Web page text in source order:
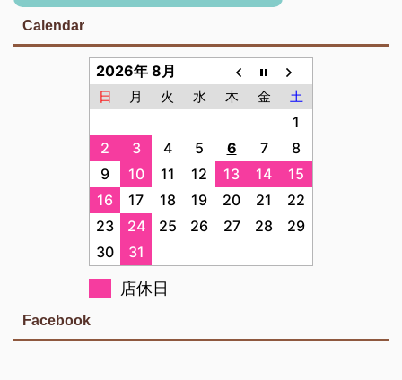
Calendar
2026年 8月
日 月 火 水 木 金 土
1
2
3 4 5 6 7
8
9
10 11 12 13 14
15
16
17 18 19 20 21
22
23
24 25 26 27 28
29
30
31
店休日
Facebook